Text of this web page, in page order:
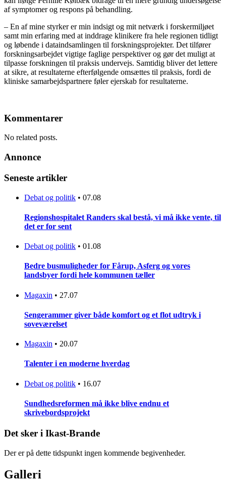
af symptomer og respons på behandling.
– En af mine styrker er min indsigt og mit netværk i forskermiljøet
samt min erfaring med at inddrage klinikere fra hele regionen tidligt
og løbende i dataindsamlingen til forskningsprojekter. Det tilfører
forskningsarbejdet vigtige faglige perspektiver og gør det muligt at
tilpasse forskningen til praksis undervejs. Samtidig bliver det lettere
at sikre, at resultaterne efterfølgende omsættes til praksis, fordi de
kliniske samarbejdspartnere føler ejerskab for resultaterne.
Kommentarer
No related posts.
Annonce
Seneste artikler
Debat og politik • 07.08
Regionshospitalet Randers skal bestå, vi må ikke vente, til
det er for sent
Debat og politik • 01.08
Bedre busmuligheder for Fårup, Asferg og vores
landsbyer fordi hele kommunen tæller
Magaxin • 27.07
Sengerammer giver både komfort og et flot udtryk i
soveværelset
Magaxin • 20.07
Talenter i en moderne hverdag
Debat og politik • 16.07
Sundhedsreformen må ikke blive endnu et
skrivebordsprojekt
Det sker i Ikast-Brande
Der er på dette tidspunkt ingen kommende begivenheder.
Galleri